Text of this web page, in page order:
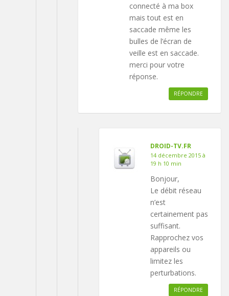
connecté à ma box
mais tout est en
saccade même les
bulles de l’écran de
veille est en saccade.
merci pour votre
réponse.
RÉPONDRE
DROID-TV.FR
14 décembre 2015 à
19 h 10 min
Bonjour,
Le débit réseau
n’est
certainement pas
suffisant.
Rapprochez vos
appareils ou
limitez les
perturbations.
RÉPONDRE